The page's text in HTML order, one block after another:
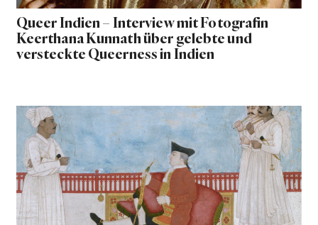
Queer Indien – Interview mit Fotografin
Keerthana Kunnath über gelebte und
versteckte Queerness in Indien